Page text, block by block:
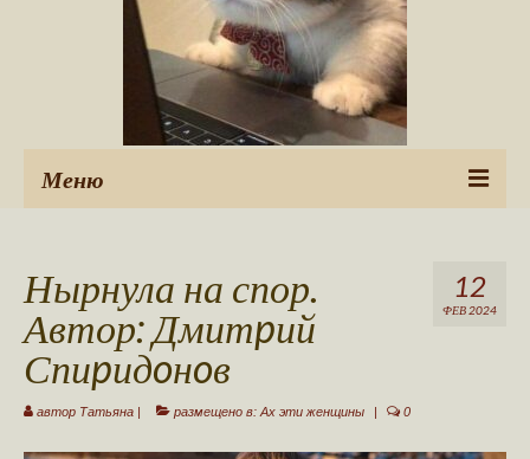
Меню
Новые публикации
Ваша публикация
Авторы сайта
12
ФЕВ 2024
Нырнула на спор.
Автор: Дмитpий
Спиpидoнoв
автор Татьяна | размещено в: Ах эти женщины | 0